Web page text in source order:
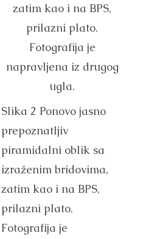
Slika 2 Ponovo jasno
prepoznatljiv
piramidalni oblik sa
izraženim bridovima,
zatim kao i na BPS,
prilazni plato.
Fotografija je